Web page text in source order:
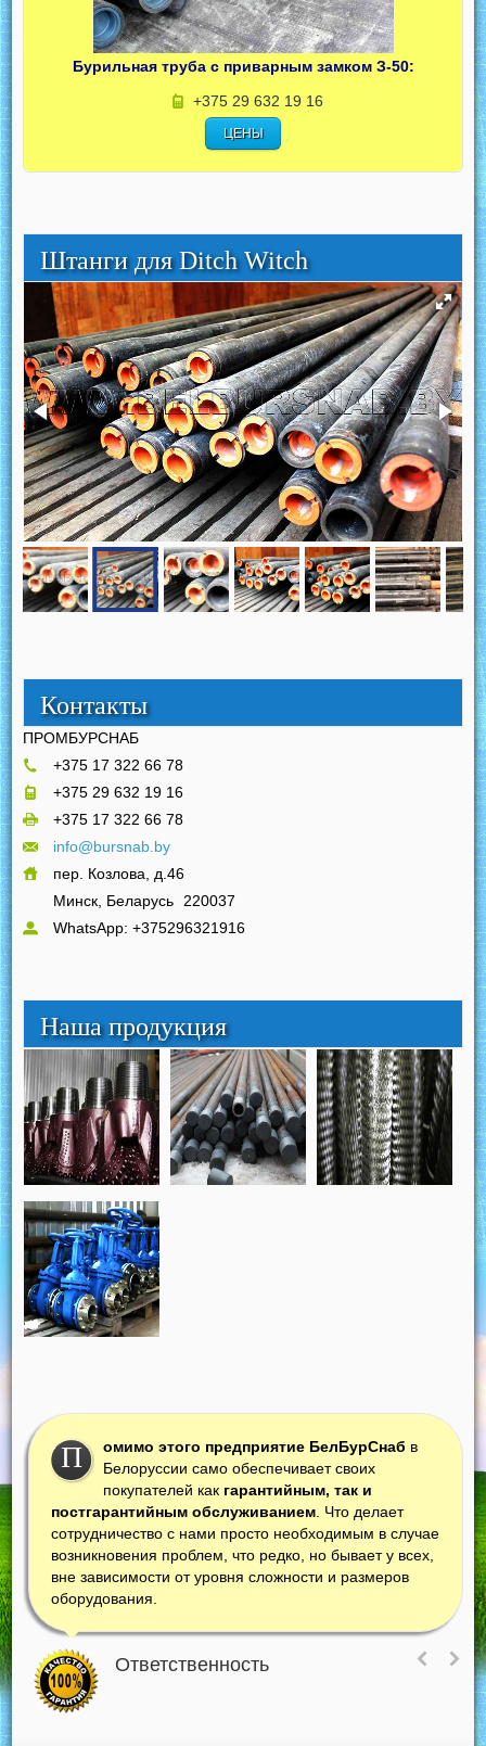
Бурильная труба с приварным замком З-50:
+375 29 632 19 16
ЦЕНЫ
Штанги для Ditch Witch
Контакты
ПРОМБУРСНАБ
+375 17 322 66 78
+375 29 632 19 16
+375 17 322 66 78
info@bursnab.by
пер. Козлова, д.46
Минск, Беларусь
220037
WhatsApp: +375296321916
Наша продукция
П омимо этого предприятие БелБурСнаб в
Белоруссии само обеспечивает своих
покупателей как гарантийным, так и
постгарантийным обслуживанием . Что делает
сотрудничество с нами просто необходимым в случае
возникновения проблем, что редко, но бывает у всех,
вне зависимости от уровня сложности и размеров
оборудования.
Ответственность